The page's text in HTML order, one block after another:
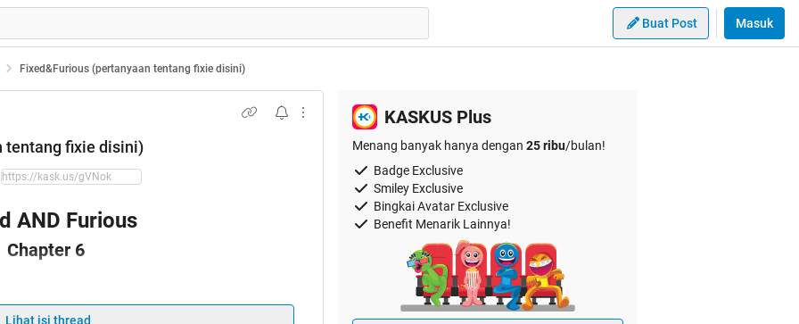
Buat Post Masuk
Fixed&Furious (pertanyaan tentang fixie disini)
tentang fixie disini)
AND Furious
Chapter 6
Lihat isi thread
KASKUS Plus
Menang banyak hanya dengan 25 ribu/bulan!
Badge Exclusive
Smiley Exclusive
Bingkai Avatar Exclusive
Benefit Menarik Lainnya!